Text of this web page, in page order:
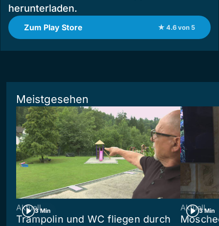
herunterladen.
Zum Play Store ★ 4.6 von 5
Meistgesehen
3 Min
Aktuell
Trampolin und WC fliegen durch
3 Min
Aktuell